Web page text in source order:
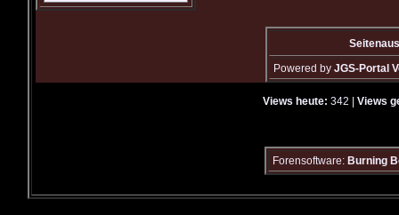
Powered by JGS-Portal
Views heute: 342 | Views
Forensoftware: Burning